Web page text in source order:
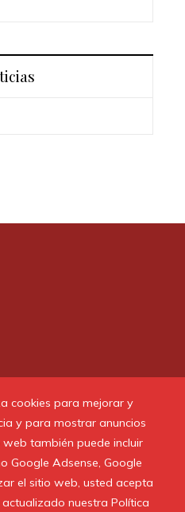
cookies para mejorar y
y para mostrar anuncios
web también puede incluir
Google Adsense, Google
el sitio web, usted acepta
nuestra Política
reservados.